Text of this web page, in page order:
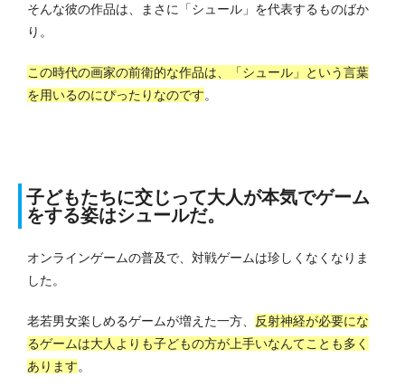
そんな彼の作品は、まさに「シュール」を代表するものばか
り。
この時代の画家の前衛的な作品は、「シュール」という言葉
を用いるのにぴったりなのです。
子どもたちに交じって大人が本気でゲーム
をする姿はシュールだ。
オンラインゲームの普及で、対戦ゲームは珍しくなくなりま
した。
老若男女楽しめるゲームが増えた一方、
反射神経が必要にな
るゲームは大人よりも子どもの方が上手いなんてことも多く
あります。